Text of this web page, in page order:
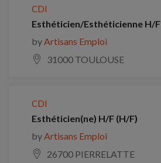
CDI
Esthéticien/Esthéticienne H/F
byArtisans Emploi
31000 TOULOUSE
CDI
Esthéticien(ne) H/F (H/F)
byArtisans Emploi
26700 PIERRELATTE